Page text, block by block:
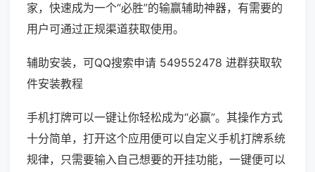
家，快速成为一个“必胜”的输赢辅助神器，有需要的
用户可通过正规渠道获取使用。
辅助安装，可QQ搜索申请 549552478 进群获取软
件安装教程
手机打牌可以一键让你轻松成为“必赢”。其操作方式
十分简单，打开这个应用便可以自定义手机打牌系统
规律，只需要输入自己想要的开挂功能，一键便可以